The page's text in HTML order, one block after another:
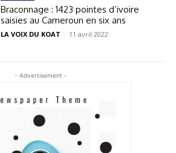
Braconnage : 1423 pointes d’ivoire
saisies au Cameroun en six ans
LA VOIX DU KOAT - 11 avril 2022
- Advertisement -